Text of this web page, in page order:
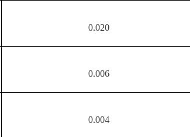
0.020
0.006
0.004